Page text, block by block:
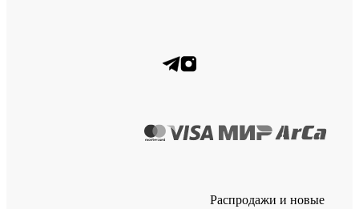
Распродажи и новые